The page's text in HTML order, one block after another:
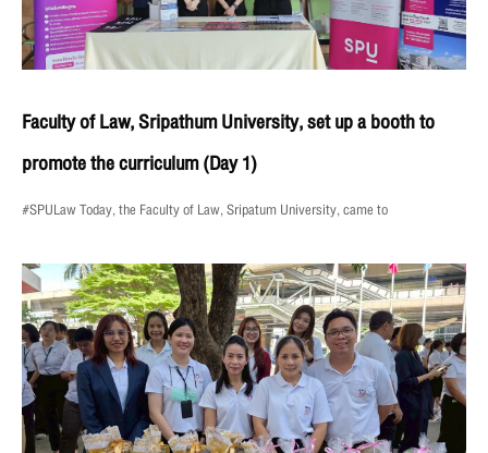
Faculty of Law, Sripathum University, set up a booth to
promote the curriculum (Day 1)
#SPULaw Today, the Faculty of Law, Sripatum University, came to